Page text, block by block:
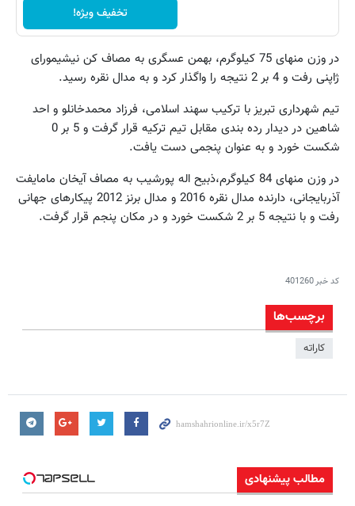
تخفیف ویژه!
در وزن منهای 75 کیلوگرم، بهمن عسگری به مصاف کن نیشیمورای
ژاپنی رفت و 4 بر 2 نتیجه را واگذار کرد و به مدال نقره رسید.
تیم شهرداری تبریز با ترکیب سهند اسلامی، فرزاد محمدخانلو و احد
شاهین در دیدار رده بندی مقابل تیم ترکیه قرار گرفت و 5 بر 0
شکست خورد و به عنوان پنجمی دست یافت.
در وزن منهای 84 کیلوگرم،ذبیح اله پورشیب به مصاف آیخان مامایفت
آذربایجانی، دارنده مدال نقره 2016 و مدال برنز 2012 پیکارهای جهانی
رفت و با نتیجه 5 بر 2 شکست خورد و در مکان پنجم قرار گرفت.
کد خبر401260
برچسب‌ها
کاراته
مطالب پیشنهادی